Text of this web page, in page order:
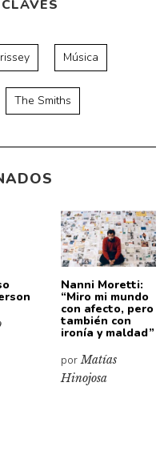
Música
The Smiths
Nanni Moretti:
“Miro mi mundo
con afecto, pero
también con
ironía y maldad”
porMatías
Hinojosa